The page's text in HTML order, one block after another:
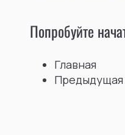
Попробуйте
Главная
Предыдущая